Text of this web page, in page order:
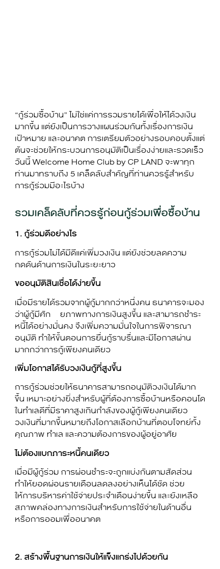
“กู้ร่วมซื้อบ้าน” ไม่ใช่แค่การรวมรายได้เพื่อให้ได้วงเงิน
มากขึ้น แต่ยังเป็นการวางแผนร่วมกันทั้งเรื่องการเงิน
เป้าหมาย และอนาคต การเตรียมตัวอย่างรอบคอบตั้งแต่
ต้นจะช่วยให้กระบวนการอนุมัติเป็นเรื่องง่ายและรวดเร็ว
วันนี้ Welcome Home Club by CP LAND จะพาทุก
ท่านมาทราบถึง 5 เคล็ดลับสำคัญที่ท่านควรรู้สำหรับ
การกู้ร่วมมีอะไรบ้าง
รวมเคล็ดลับที่ควรรู้ก่อนกู้ร่วมเพื่อซื้อบ้าน
1. กู้ร่วมดีอย่างไร
การกู้ร่วมไม่ได้มีดีแค่เพิ่มวงเงิน แต่ยังช่วยลดความ
กดดันด้านการเงินในระยะยาว
ขออนุมัติสินเชื่อได้ง่ายขึ้น
เมื่อมีรายได้รวมจากผู้กู้มากกว่าหนึ่งคน ธนาคารจะมอง
ว่าผู้กู้มีศัก ยภาพทางการเงินสูงขึ้น และสามารถชำระ
หนี้ได้อย่างมั่นคง จึงเพิ่มความมั่นใจในการพิจารณา
อนุมัติ ทำให้ขั้นตอนการยื่นกู้ราบรื่นและมีโอกาสผ่าน
มากกว่าการกู้เพียงคนเดียว
เพิ่มโอกาสได้รับวงเงินกู้ที่สูงขึ้น
การกู้ร่วมช่วยให้ธนาคารสามารถอนุมัติวงเงินได้มาก
ขึ้น เหมาะอย่างยิ่งสำหรับผู้ที่ต้องการซื้อบ้านหรือคอนโด
ในทำเลดีที่มีราคาสูงเกินกำลังของผู้กู้เพียงคนเดียว
วงเงินที่มากขึ้นหมายถึงโอกาสเลือกบ้านที่ตอบโจทย์ทั้ง
คุณภาพ ทำเล และความต้องการของผู้อยู่อาศัย
ไม่ต้องแบกภาระหนี้คนเดียว
เมื่อมีผู้กู้ร่วม การผ่อนชำระจะถูกแบ่งกันตามสัดส่วน
ทำให้ยอดผ่อนรายเดือนลดลงอย่างเห็นได้ชัด ช่วย
ให้การบริหารค่าใช้จ่ายประจำเดือนง่ายขึ้น และยังเหลือ
สภาพคล่องทางการเงินสำหรับการใช้จ่ายในด้านอื่น
หรือการออมเพื่ออนาคต
2. สร้างพื้นฐานการเงินให้แข็งแกร่งไปด้วยกัน